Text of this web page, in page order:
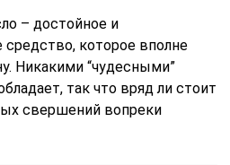
– достойное и
средство, которое вполне
Никакими “чудесными”
так что вряд ли стоит
свершений вопреки